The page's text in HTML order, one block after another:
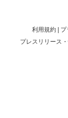
利用規約 プ
プレスリリース